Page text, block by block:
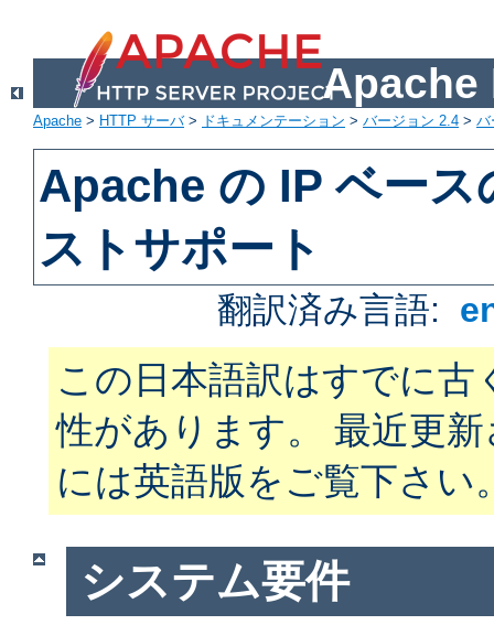
Apache
Apache > HTTP サーバ> ドキュメンテーション > バージョン 2.4 > バ
Apache の IP ベース
ストサポート
翻訳済み言語:
この日本語訳はすでに古
性があります。 最近更
には英語版をご覧下さい
システム要件